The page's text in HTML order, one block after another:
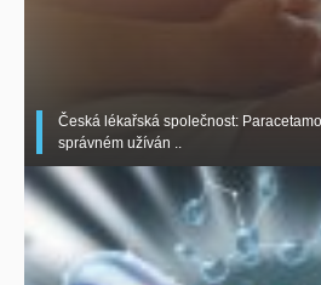
Česká lékařská společnost:
správném užíván ..